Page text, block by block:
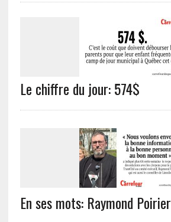
Le chiffre du jour: 574$
En ses mots: Raymond Poirier